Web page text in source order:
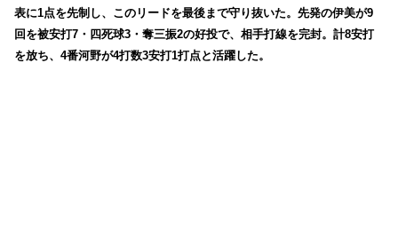
表に1点を先制し、このリードを最後まで守り抜いた。先発の伊美が9
回を被安打7・四死球3・奪三振2の好投で、相手打線を完封。計8安打
を放ち、4番河野が4打数3安打1打点と活躍した。